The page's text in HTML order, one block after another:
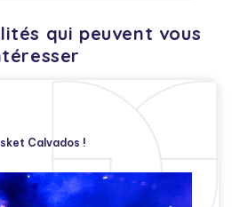
qui peuvent vous
Calvados !